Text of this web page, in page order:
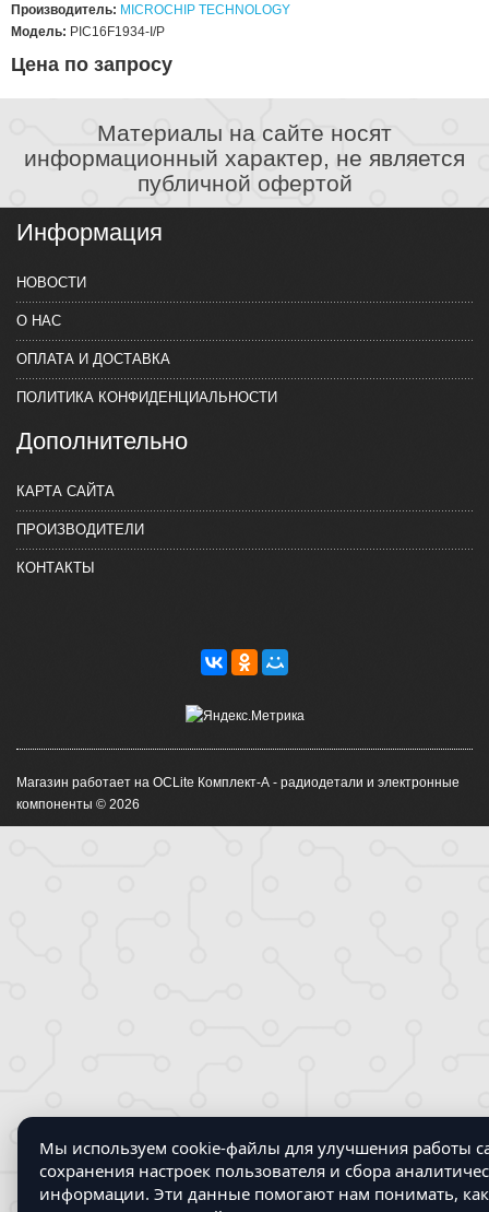
Производитель: MICROCHIP TECHNOLOGY
Модель: PIC16F1934-I/P
Цена по запросу
Материалы на сайте носят
информационный характер, не является
публичной офертой
Информация
НОВОСТИ
О НАС
ОПЛАТА И ДОСТАВКА
ПОЛИТИКА КОНФИДЕНЦИАЛЬНОСТИ
Дополнительно
КАРТА САЙТА
ПРОИЗВОДИТЕЛИ
КОНТАКТЫ
Магазин работает на OCLite Комплект-А - радиодетали и электронные
компоненты © 2026
Мы используем cookie-файлы для улучшения работы
сохранения настроек пользователя и сбора
информации. Эти данные помогают нам понимать, как